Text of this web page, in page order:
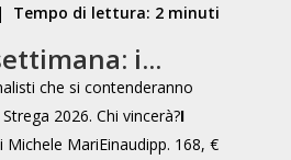
| Tempo di lettura: 2 minuti
i...
che si contenderanno
2026. Chi vincerà?I
Michele MariEinaudipp. 168, €